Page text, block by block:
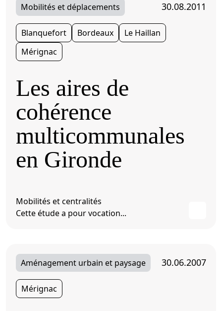
Mobilités et déplacements 30.08.2011
Blanquefort Bordeaux
Le Haillan
Mérignac
Les aires de
cohérence
multicommunales
en Gironde
Mobilités et centralités
Cette étude a pour vocation...
Aménagement urbain et paysage 30.06.2007
Mérignac